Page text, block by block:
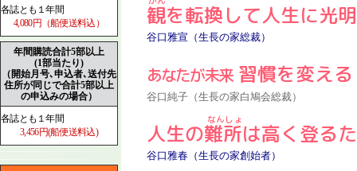
各誌とも１年間
4,080円（船便送料込）
年間購読合計5部以上
(1部当たり)
（開始月号､申込者､送付先
住所が同じで合計5部以上
の申込みの場合）
各誌とも１年間
3,456円(船便送料込)
観を転換して人生に光
谷口雅宣（生長の家総裁）
あなたが未来習慣を変える
谷口純子（生長の家白鳩会総裁）
人生の難所は高く登る
谷口雅春（生長の家創始者）